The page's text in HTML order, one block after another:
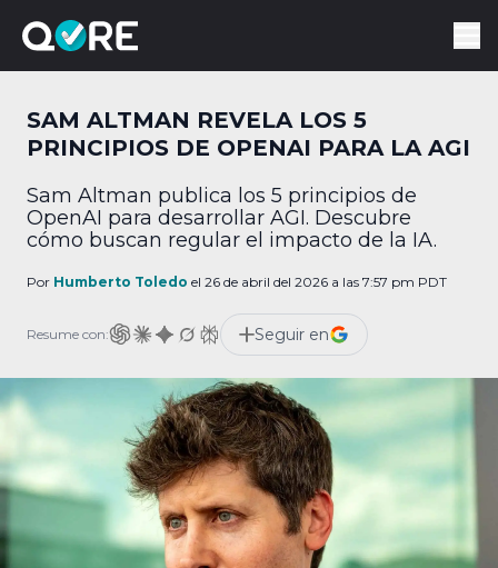
SAM ALTMAN REVELA LOS 5
PRINCIPIOS DE OPENAI PARA LA AGI
Sam Altman publica los 5 principios de
OpenAI para desarrollar AGI. Descubre
cómo buscan regular el impacto de la IA.
Por Humberto Toledo el 26 de abril del 2026 a las 7:57 pm PDT
Resume con: Seguir en